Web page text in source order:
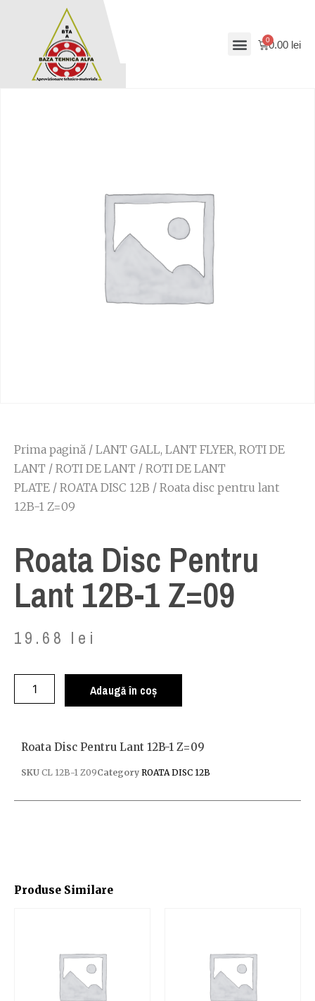
0.00 lei
Prima pagină / LANT GALL, LANT FLYER, ROTI DE
LANT / ROTI DE LANT / ROTI DE LANT
PLATE / ROATA DISC 12B / Roata disc pentru lant
12B-1 Z=09
Roata Disc Pentru
Lant 12B-1 Z=09
19.68 lei
Adaugă în coș
Produse Similare
Roata Disc Pentru Lant 12B-1 Z=09
SKU CL 12B-1 Z09Category ROATA DISC 12B